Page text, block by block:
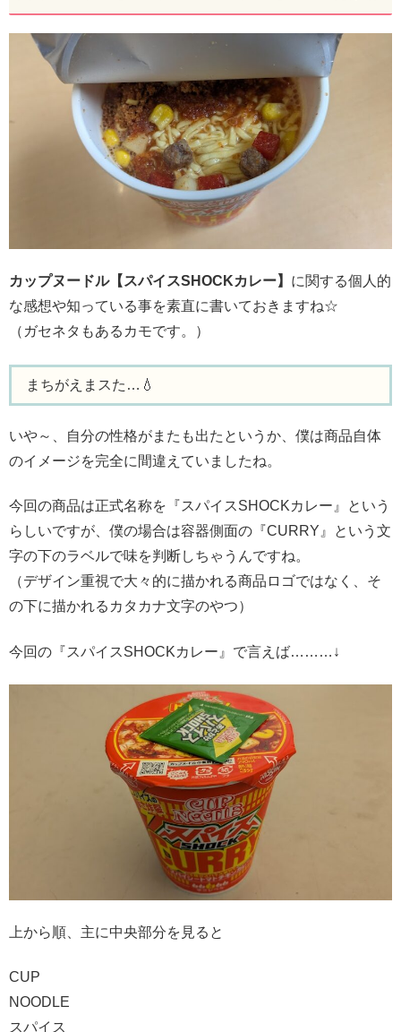
カップヌードル【スパイスSHOCKカレー】 に関する個人的
な感想や知っている事を素直に書いておきますね☆
（ガセネタもあるカモです。）
まちがえまスた…💧
いや～、自分の性格がまたも出たというか、僕は商品自体
のイメージを完全に間違えていましたね。
今回の商品は正式名称を『スパイスSHOCKカレー』という
らしいですが、僕の場合は容器側面の『CURRY』という文
字の下のラベルで味を判断しちゃうんですね。
（デザイン重視で大々的に描かれる商品ロゴではなく、そ
の下に描かれるカタカナ文字のやつ）
今回の『スパイスSHOCKカレー』で言えば………↓
上から順、主に中央部分を見ると
CUP
NOODLE
スパイス